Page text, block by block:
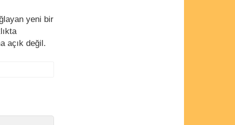
yeni bir
açık değil.